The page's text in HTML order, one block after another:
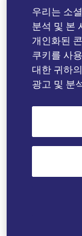
영문제품명
Xalatan®
한글성분명
영문성분명
우리는 소
분석 및 본
개인화된
쿠키를 사
대한 귀하
광고 및 분